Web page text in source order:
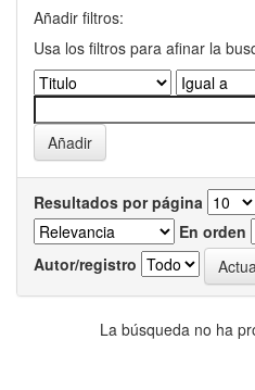
Añadir filtros:
Usa los filtros para afinar la
Resultados por página
En orden
Autor/registro
La búsqueda no ha